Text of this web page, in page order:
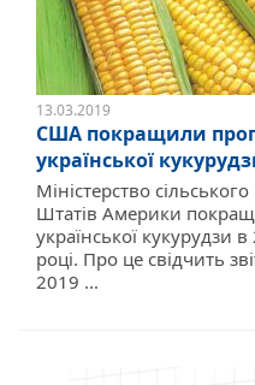
13.03.2019
США покращили
української
Міністерство
Штатів Америки
української кукурудзи
році. Про це свідчить
2019 ...